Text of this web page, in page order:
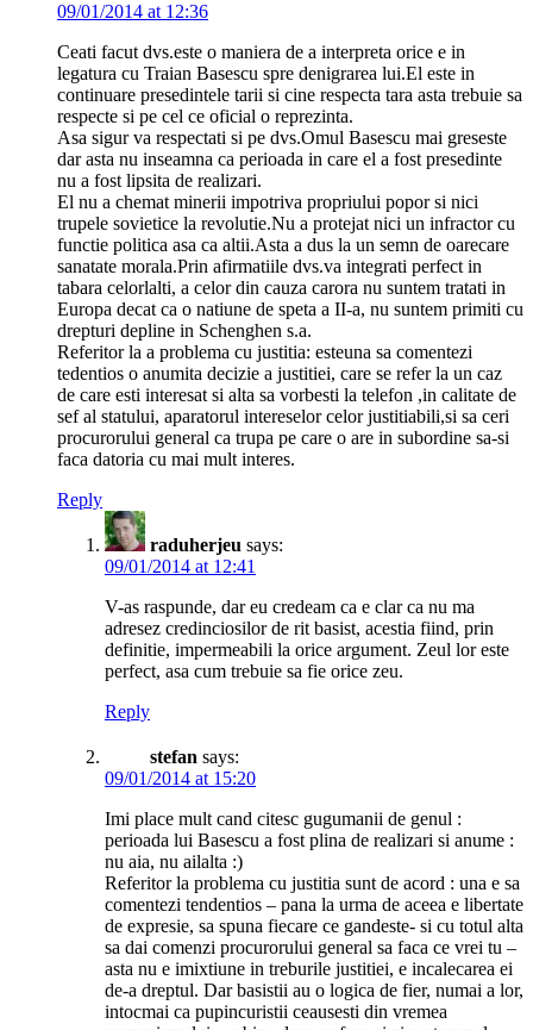
09/01/2014 at 12:36
Ceati facut dvs.este o maniera de a interpreta orice e in
legatura cu Traian Basescu spre denigrarea lui.El este in
continuare presedintele tarii si cine respecta tara asta trebuie sa
respecte si pe cel ce oficial o reprezinta.
Asa sigur va respectati si pe dvs.Omul Basescu mai greseste
dar asta nu inseamna ca perioada in care el a fost presedinte
nu a fost lipsita de realizari.
El nu a chemat minerii impotriva propriului popor si nici
trupele sovietice la revolutie.Nu a protejat nici un infractor cu
functie politica asa ca altii.Asta a dus la un semn de oarecare
sanatate morala.Prin afirmatiile dvs.va integrati perfect in
tabara celorlalti, a celor din cauza carora nu suntem tratati in
Europa decat ca o natiune de speta a II-a, nu suntem primiti cu
drepturi depline in Schenghen s.a.
Referitor la a problema cu justitia: esteuna sa comentezi
tedentios o anumita decizie a justitiei, care se refer la un caz
de care esti interesat si alta sa vorbesti la telefon ,in calitate de
sef al statului, aparatorul intereselor celor justitiabili,si sa ceri
procurorului general ca trupa pe care o are in subordine sa-si
faca datoria cu mai mult interes.
Reply
raduherjeu says:
09/01/2014 at 12:41
V-as raspunde, dar eu credeam ca e clar ca nu ma
adresez credinciosilor de rit basist, acestia fiind, prin
definitie, impermeabili la orice argument. Zeul lor este
perfect, asa cum trebuie sa fie orice zeu.
Reply
stefan says:
09/01/2014 at 15:20
Imi place mult cand citesc gugumanii de genul :
perioada lui Basescu a fost plina de realizari si anume :
nu aia, nu ailalta :)
Referitor la problema cu justitia sunt de acord : una e sa
comentezi tendentios – pana la urma de aceea e libertate
de expresie, sa spuna fiecare ce gandeste- si cu totul alta
sa dai comenzi procurorului general sa faca ce vrei tu –
asta nu e imixtiune in treburile justitiei, e incalecarea ei
de-a dreptul. Dar basistii au o logica de fier, numai a lor,
intocmai ca pupincuristii ceausesti din vremea